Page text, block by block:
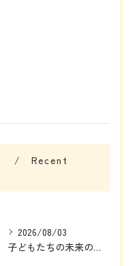
Recent
2026/08/03
子どもたちの未来のために、私にできることを考えました☺️